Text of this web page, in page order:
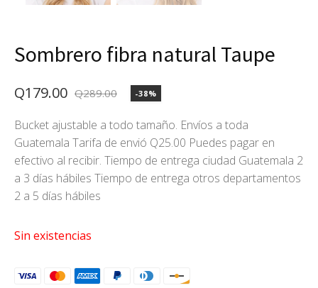
Sombrero fibra natural Taupe
Q289.00
El
precio
original
era:
Q289.00.
Q179.00
El
precio
actual
es:
Q179.00.
-38%
Bucket ajustable a todo tamaño. Envíos a toda
Guatemala Tarifa de envió Q25.00 Puedes pagar en
efectivo al recibir. Tiempo de entrega ciudad Guatemala 2
a 3 días hábiles Tiempo de entrega otros departamentos
2 a 5 días hábiles
Sin existencias